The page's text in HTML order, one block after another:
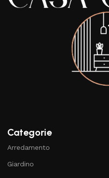
Categorie
Arredamento
Giardino